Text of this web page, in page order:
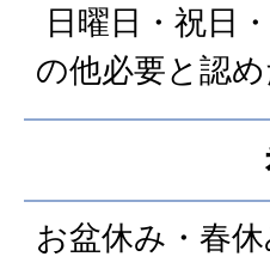
日曜日・祝日
の他必要と認
お盆休み・春